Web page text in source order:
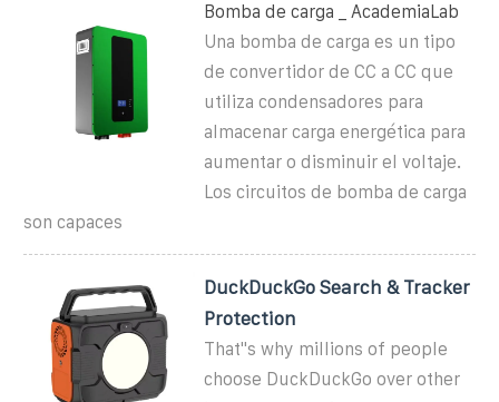
Bomba de carga _ AcademiaLab
Una bomba de carga es un tipo
de convertidor de CC a CC que
utiliza condensadores para
almacenar carga energética para
aumentar o disminuir el voltaje.
Los circuitos de bomba de carga
son capaces
DuckDuckGo Search & Tracker
Protection
That''s why millions of people
choose DuckDuckGo over other